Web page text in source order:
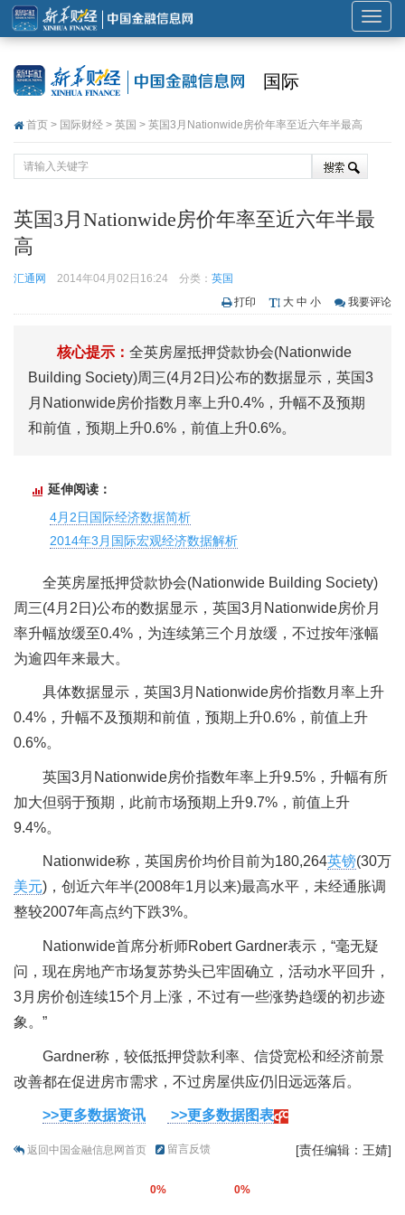
展
开
国际
首页 > 国际财经 > 英国 > 英国3月Nationwide房价年率至近六年半最高
英国3月Nationwide房价年率至近六年半最
高
汇通网 2014年04月02日16:24 分类： 英国
打印
大 中 小 我要评论
核心提示： 全英房屋抵押贷款协会(Nationwide
Building Society)周三(4月2日)公布的数据显示，英国3
月Nationwide房价指数月率上升0.4%，升幅不及预期
和前值，预期上升0.6%，前值上升0.6%。
延伸阅读：
4月2日国际经济数据简析
2014年3月国际宏观经济数据解析
全英房屋抵押贷款协会(Nationwide Building Society)
周三(4月2日)公布的数据显示，英国3月Nationwide房价月
率升幅放缓至0.4%，为连续第三个月放缓，不过按年涨幅
为逾四年来最大。
具体数据显示，英国3月Nationwide房价指数月率上升
0.4%，升幅不及预期和前值，预期上升0.6%，前值上升
0.6%。
英国3月Nationwide房价指数年率上升9.5%，升幅有所
加大但弱于预期，此前市场预期上升9.7%，前值上升
9.4%。
Nationwide称，英国房价均价目前为180,264英镑(30万
美元)，创近六年半(2008年1月以来)最高水平，未经通胀调
整较2007年高点约下跌3%。
Nationwide首席分析师Robert Gardner表示，“毫无疑
问，现在房地产市场复苏势头已牢固确立，活动水平回升，
3月房价创连续15个月上涨，不过有一些涨势趋缓的初步迹
象。”
Gardner称，较低抵押贷款利率、信贷宽松和经济前景
改善都在促进房市需求，不过房屋供应仍旧远远落后。
>>更多数据资讯 >>更多数据图表
返回中国金融信息网首页 留言反馈 [责任编辑：王婧]
0% 0%